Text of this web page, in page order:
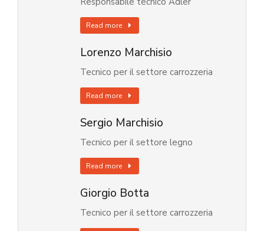
Read more
Lorenzo Marchisio
Tecnico per il settore carrozzeria
Read more
Sergio Marchisio
Tecnico per il settore legno
Read more
Giorgio Botta
Tecnico per il settore carrozzeria